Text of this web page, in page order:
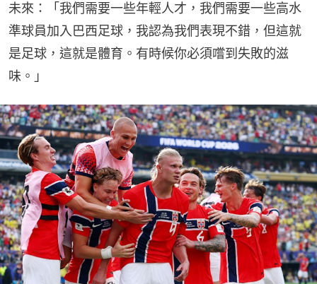
未來：「我們需要一些年輕人才，我們需要一些高水
準球員加入巴西足球，我認為我們表現不錯，但這就
是足球，這就是體育。有時候你必須嚐到失敗的滋
味。」